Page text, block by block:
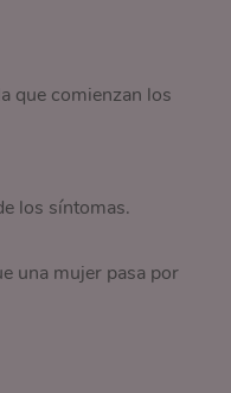
que comienzan los
los síntomas.
una mujer pasa por